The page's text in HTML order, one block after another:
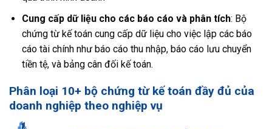
Cung cấp dữ liệu cho các báo cáo và phân tích: Bộ
chứng từ kế toán cung cấp dữ liệu cho việc lập các báo
cáo tài chính như báo cáo thu nhập, báo cáo lưu chuyển
tiền tệ, và bảng cân đối kế toán.
Phân loại 10+ bộ chứng từ kế toán đầy đủ của
doanh nghiệp theo nghiệp vụ